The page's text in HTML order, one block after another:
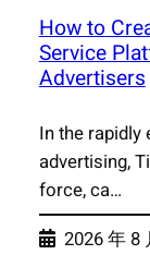
How to
Service
Advertisers
In the rapidly
advertising,
force, ca…
2026 年 8